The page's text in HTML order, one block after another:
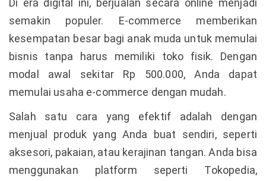
Di era digital ini, berjualan secara online menjadi
semakin populer. E-commerce memberikan
kesempatan besar bagi anak muda untuk memulai
bisnis tanpa harus memiliki toko fisik. Dengan
modal awal sekitar Rp 500.000, Anda dapat
memulai usaha e-commerce dengan mudah.
Salah satu cara yang efektif adalah dengan
menjual produk yang Anda buat sendiri, seperti
aksesori, pakaian, atau kerajinan tangan. Anda bisa
menggunakan platform seperti Tokopedia,